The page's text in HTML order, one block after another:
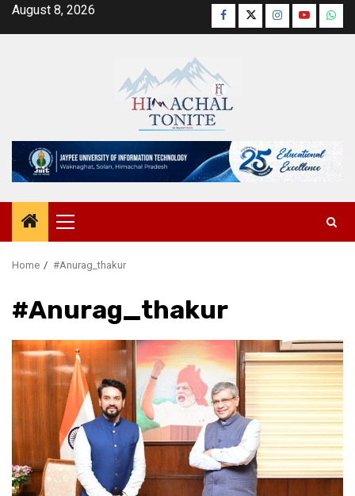
SkipAugust 8, 2026 Facebook
TwitterInstagram
YouTube
Primary
Menu
Home #Anurag_thakur
#Anurag_thakur